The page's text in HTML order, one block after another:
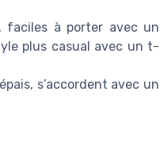
faciles à porter avec un
plus casual avec un t-
s’accordent avec un